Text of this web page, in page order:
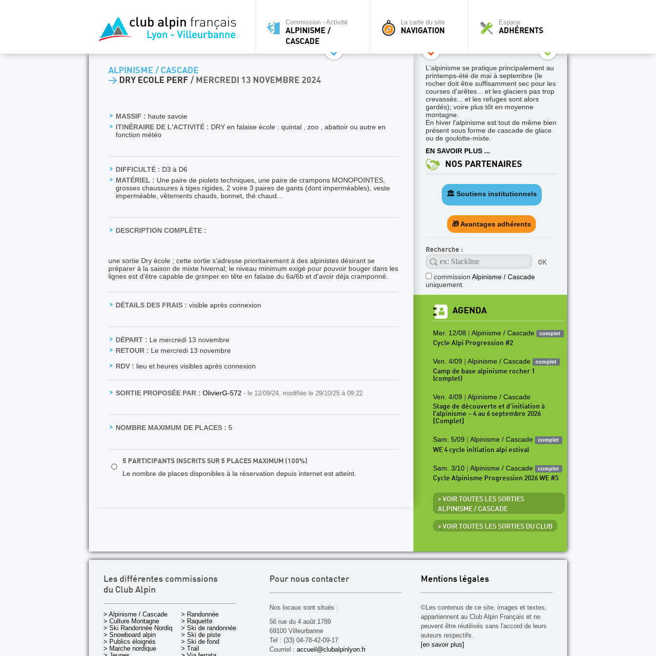
Commission - Activité
ALPINISME /
CASCADE
La carte du site
NAVIGATION
Espace
ADHÉRENTS
ALPINISME / CASCADE
> DRY ECOLE PERF / MERCREDI 13 NOVEMBRE 2024
MASSIF : haute savoie
ITINÉRAIRE DE L'ACTIVITÉ : DRY en falaise école : quintal , zoo , abattoir ou autre en
fonction météo
DIFFICULTÉ : D3 à D6
MATÉRIEL : Une paire de piolets techniques, une paire de crampons MONOPOINTES,
grosses chaussures à tiges rigides, 2 voire 3 paires de gants (dont imperméables), veste
imperméable, vêtements chauds, bonnet, thé chaud...
DESCRIPTION COMPLÈTE :
une sortie Dry école ; cette sortie s'adresse prioritairement à des alpinistes désirant se
préparer à la saison de mixte hivernal; le niveau minimum exigé pour pouvoir bouger dans les
lignes est d'être capable de grimper en tête en falaise du 6a/6b et d'avoir déja cramponné.
DÉTAILS DES FRAIS : visible après connexion
DÉPART : Le mercredi 13 novembre
RETOUR : Le mercredi 13 novembre
RDV : lieu et heures visibles après connexion
SORTIE PROPOSÉE PAR : OlivierG-572 - le 12/09/24, modifiée le 29/10/25 à 09:22
NOMBRE MAXIMUM DE PLACES : 5
⚪
5 PARTICIPANTS INSCRITS SUR 5 PLACES MAXIMUM (100%)
Le nombre de places disponibles à la réservation depuis internet est atteint.
L'alpinisme se pratique principalement au
printemps-été de mai à septembre (le
rocher doit être suffisamment sec pour les
courses d'arêtes... et les glaciers pas trop
crevassés... et les refuges sont alors
gardés); voire plus tôt en moyenne
montagne.
En hiver l'alpinisme est tout de même bien
présent sous forme de cascade de glace
ou de goulotte-mixte.
EN SAVOIR PLUS ...
NOS PARTENAIRES
🏛️ Soutiens institutionnels
🎁 Avantages adhérents
Recherche :
commission Alpinisme / Cascade
uniquement
AGENDA
Mer. 12/08 | Alpinisme / Cascade complet
Cycle Alpi Progression #2
Ven. 4/09 | Alpinisme / Cascade complet
Camp de base alpinisme rocher 1
(complet)
Ven. 4/09 | Alpinisme / Cascade
Stage de découverte et d’initiation à
l’alpinisme – 4 au 6 septembre 2026
[Complet]
Sam. 5/09 | Alpinisme / Cascade complet
WE 4 cycle initiation alpi estival
Sam. 3/10 | Alpinisme / Cascade complet
Cycle Alpinisme Progression 2026 WE #5
> VOIR TOUTES LES SORTIES
ALPINISME / CASCADE
> VOIR TOUTES LES SORTIES DU CLUB
Les différentes commissions
du Club Alpin
> Alpinisme / Cascade
> Culture Montagne
> Ski Randonnée Nordique
> Snowboard alpin
> Publics éloignés
> Marche nordique
> Randonnée
> Raquette
> Ski de randonnée
> Ski de piste
> Ski de fond
> Trail
Pour nous contacter
Nos locaux sont situés :
56 rue du 4 août 1789
69100 Villeurbanne
Tel : (33) 04-78-42-09-17
Courriel : accueil@clubalpinlyon.fr
Mentions légales
©Les contenus de ce site, images et textes,
appartiennent au Club Alpin Français et ne
peuvent être réutilisés sans l'accord de leurs
auteurs respectifs.
[en savoir plus]